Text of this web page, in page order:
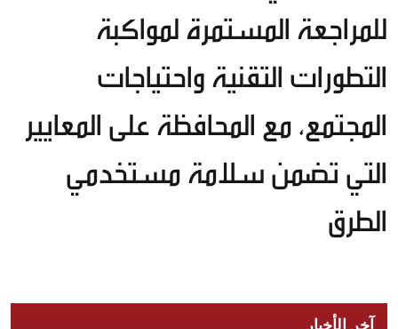
للمراجعة المستمرة لمواكبة
التطورات التقنية واحتياجات
المجتمع، مع المحافظة على المعايير
التي تضمن سلامة مستخدمي
الطرق
آخر الأخبار